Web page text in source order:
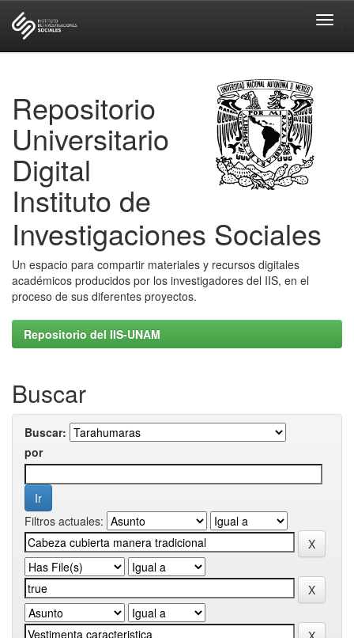
Repositorio
Universitario
Digital
Instituto de
Investigaciones Sociales
Un espacio para compartir materiales y recursos digitales
académicos producidos por los investigadores del IIS, en el
proceso de sus diferentes proyectos.
Repositorio del IIS-UNAM
Buscar
Buscar:
por
Filtros actuales: